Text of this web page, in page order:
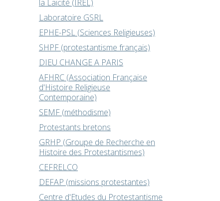
la Laïcité (IREL)
Laboratoire GSRL
EPHE-PSL (Sciences Religieuses)
SHPF (protestantisme français)
DIEU CHANGE A PARIS
AFHRC (Association Française
d'Histoire Religieuse
Contemporaine)
SEMF (méthodisme)
Protestants bretons
GRHP (Groupe de Recherche en
Histoire des Protestantismes)
CEFRELCO
DEFAP (missions protestantes)
Centre d'Etudes du Protestantisme